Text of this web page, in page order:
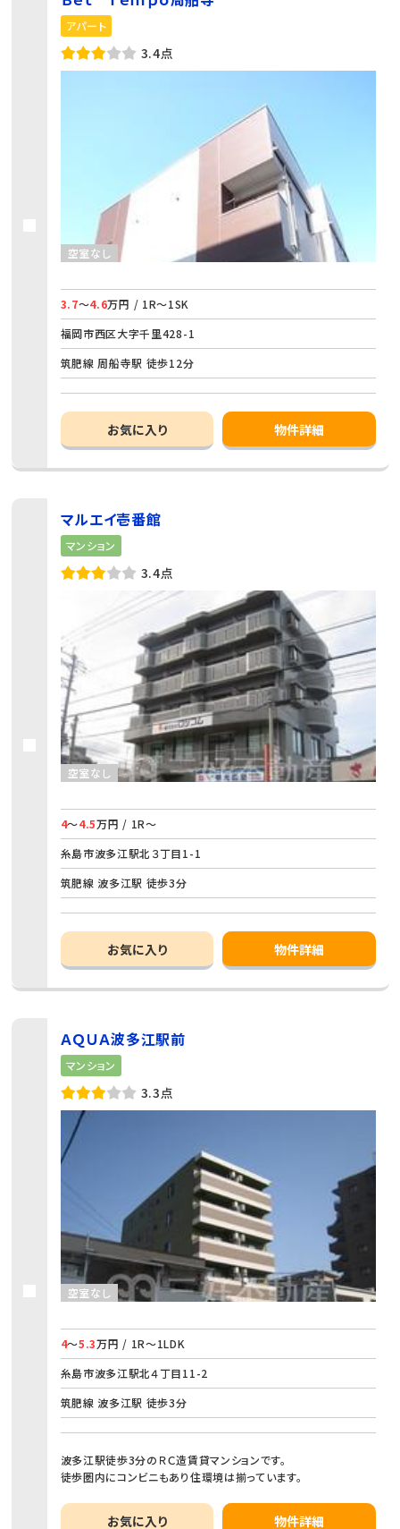
アパート
3.4点
空室なし
3.7～4.6万円 / 1R～1SK
福岡市西区大字千里428-1
筑肥線 周船寺駅 徒歩12分
お気に入り 物件詳細
マルエイ壱番館
マンション
3.4点
空室なし
4～4.5万円 / 1R～
糸島市波多江駅北３丁目1-1
筑肥線 波多江駅 徒歩3分
お気に入り 物件詳細
ＡＱＵＡ波多江駅前
マンション
3.3点
空室なし
4～5.3万円 / 1R～1LDK
糸島市波多江駅北４丁目11-2
筑肥線 波多江駅 徒歩3分
波多江駅徒歩3分のＲＣ造賃貸マンションです。
徒歩圏内にコンビニもあり住環境は揃っています。
お気に入り 物件詳細